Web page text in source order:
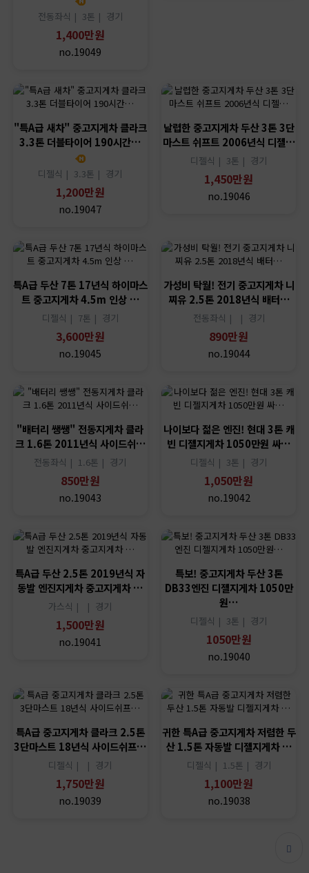
전동좌식 | 3톤 | 경기
1,400만원
no.19049
"특A급 새차" 중고지게차 클라크
3.3톤 더블타이어 190시간…
디젤식 | 3.3톤 | 경기
1,200만원
no.19047
날렵한 중고지게차 두산 3톤 3단
마스트 쉬프트 2006년식 디젤…
디젤식 | 3톤 | 경기
1,450만원
no.19046
특A급 두산 7톤 17년식 하이마스
트 중고지게차 4.5m 인상 …
디젤식 | 7톤 | 경기
3,600만원
no.19045
가성비 탁월! 전기 중고지게차 니
찌유 2.5톤 2018년식 배터…
전동좌식 | | 경기
890만원
no.19044
"배터리 쌩쌩" 전동지게차 클라
크 1.6톤 2011년식 사이드쉬…
전동좌식 | 1.6톤 | 경기
850만원
no.19043
나이보다 젊은 엔진! 현대 3톤 캐
빈 디젤지게차 1050만원 싸…
디젤식 | 3톤 | 경기
1,050만원
no.19042
특A급 두산 2.5톤 2019년식 자
동발 엔진지게차 중고지게차 …
가스식 | | 경기
1,500만원
no.19041
특보! 중고지게차 두산 3톤
DB33엔진 디젤지게차 1050만
원…
디젤식 | 3톤 | 경기
1050만원
no.19040
특A급 중고지게차 클라크 2.5톤
3단마스트 18년식 사이드쉬프…
디젤식 | | 경기
1,750만원
no.19039
귀한 특A급 중고지게차 저렴한 두
산 1.5톤 자동발 디젤지게차 …
디젤식 | 1.5톤 | 경기
1,100만원
no.19038